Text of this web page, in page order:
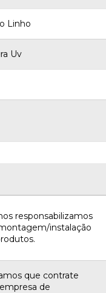
Linho
Uv
responsabilizamos
instalação
que contrate
de